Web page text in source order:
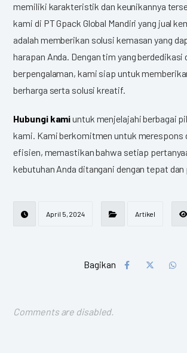
memiliki karakteristik dan keunikannya
kami di PT Gpack Global Mandiri yang jual
adalah memberikan solusi kemasan yang
harapan Anda. Dengan tim yang berdedikasi
berpengalaman, kami siap untuk
berharga serta solusi kreatif.
Hubungi kamiuntuk menjelajahi berbagai
kami. Kami berkomitmen untuk merespons
efisien, memastikan bahwa setiap
kebutuhan Anda ditangani dengan tepat
April 5, 2024 Artikel
Comments are disabled.